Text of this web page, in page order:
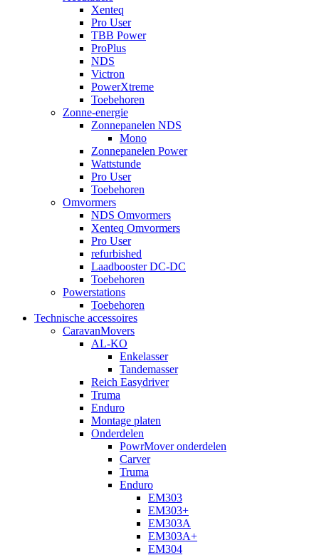
Xenteq
Pro User
TBB Power
ProPlus
NDS
Victron
PowerXtreme
Toebehoren
Zonne-energie
Zonnepanelen NDS
Mono
Zonnepanelen Power
Wattstunde
Pro User
Toebehoren
Omvormers
NDS Omvormers
Xenteq Omvormers
Pro User
refurbished
Laadbooster DC-DC
Toebehoren
Powerstations
Toebehoren
Technische accessoires
CaravanMovers
AL-KO
Enkelasser
Tandemasser
Reich Easydriver
Truma
Enduro
Montage platen
Onderdelen
PowrMover onderdelen
Carver
Truma
Enduro
EM303
EM303+
EM303A
EM303A+
EM304